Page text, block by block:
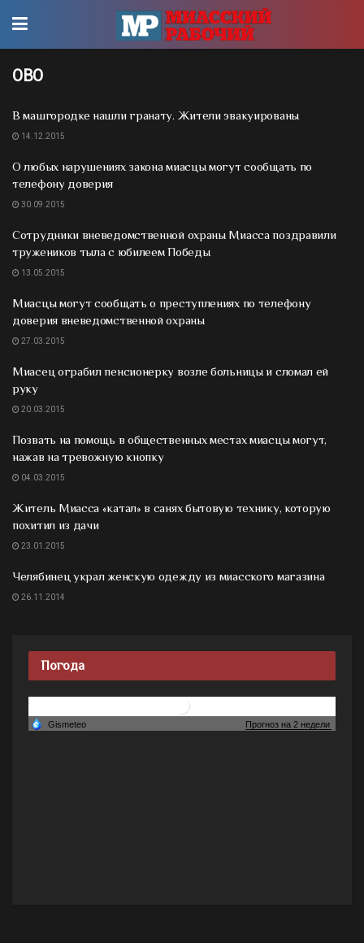
ОВО
В машгородке нашли гранату. Жители эвакуированы
14.12.2015
О любых нарушениях закона миасцы могут сообщать по
телефону доверия
30.09.2015
Сотрудники вневедомственной охраны Миасса поздравили
тружеников тыла с юбилеем Победы
13.05.2015
Миасцы могут сообщать о преступлениях по телефону
доверия вневедомственной охраны
27.03.2015
Миасец ограбил пенсионерку возле больницы и сломал ей
руку
20.03.2015
Позвать на помощь в общественных местах миасцы могут,
нажав на тревожную кнопку
04.03.2015
Житель Миасса «катал» в санях бытовую технику, которую
похитил из дачи
23.01.2015
Челябинец украл женскую одежду из миасского магазина
26.11.2014
Погода